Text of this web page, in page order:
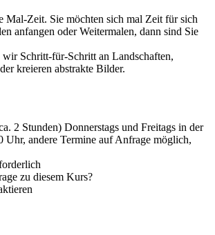
Mal-Zeit. Sie möchten sich mal Zeit für sich
anfangen oder Weitermalen, dann sind Sie
wir Schritt-für-Schritt an Landschaften,
kreieren abstrakte Bilder.
2 Stunden) Donnerstags und Freitags in der
Uhr, andere Termine auf Anfrage möglich,
zu diesem Kurs?